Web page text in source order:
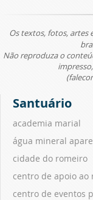
Os textos, fotos, artes
Não reproduza o
Santuário
academia marial
água mineral
cidade do romeiro
centro de apoio ao
centro de eventos